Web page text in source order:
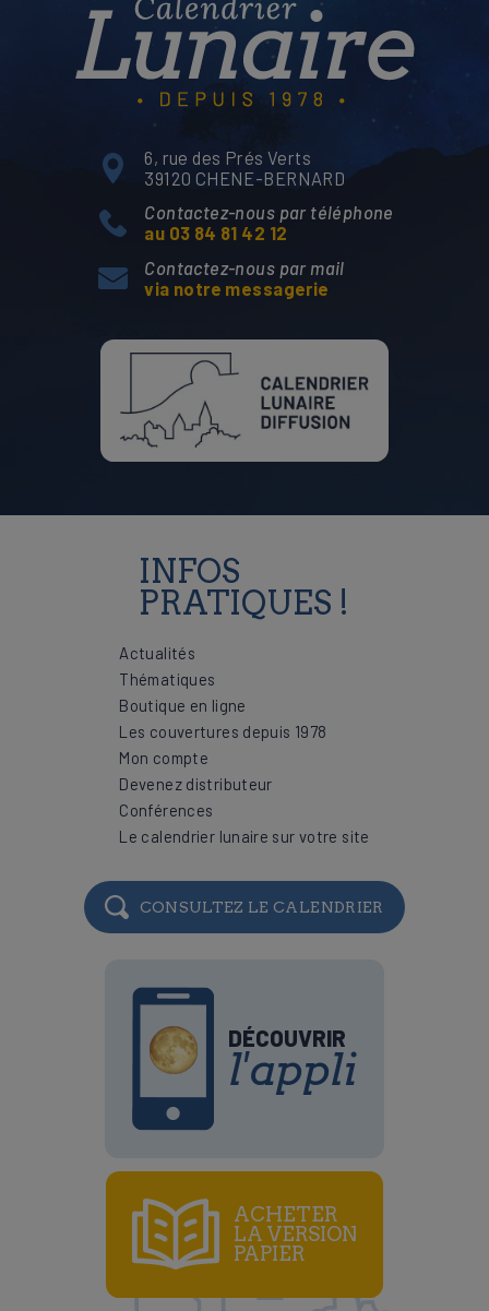
6, rue des Prés Verts
39120 CHENE-BERNARD
Contactez-nous par téléphone
au 03 84 81 42 12
Contactez-nous par mail
via notre messagerie
INFOS
PRATIQUES !
Actualités
Thématiques
Boutique en ligne
Les couvertures depuis 1978
Mon compte
Devenez distributeur
Conférences
Le calendrier lunaire sur votre site
CONSULTEZ LE CALENDRIER
DÉCOUVRIR
l'appli
ACHETER
LA VERSION
PAPIER